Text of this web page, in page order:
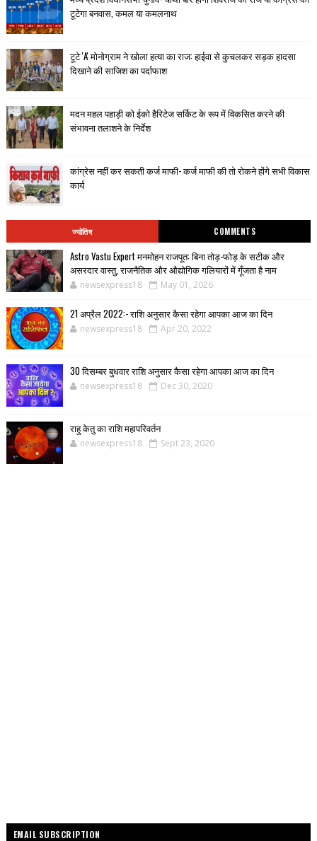
टूटेगा बनवास, कमल या कमलनाथ
टूटे 'A' मोनोग्राम ने खोला हत्या का राज: हाईवा से कुचलकर सड़क हादसा
दिखाने की साजिश का पर्दाफाश
मदन महल पहाड़ी को ईको हैरिटेज सर्किट के रूप में विकसित करने की
संभावना तलाशने के निर्देश
कांग्रेस नहीं कर सकती कर्ज माफी- कर्ज माफी की तो रोकने होंगे सभी विकास
कार्य
ज्योतिष COMMENTS
Astro Vastu Expert मनमोहन राजपूत: बिना तोड़-फोड़ के सटीक और
असरदार वास्तु, राजनैतिक और औद्योगिक गलियारों में गूँजता है नाम
newsexpress18 May 01, 2026
21 अप्रैल 2022:- राशि अनुसार कैसा रहेगा आपका आज का दिन
newsexpress18 Apr 20, 2022
30 दिसम्बर बुधवार राशि अनुसार कैसा रहेगा आपका आज का दिन
newsexpress18 Dec 30, 2020
राहु केतु का राशि महापरिवर्तन
newsexpress18 Sept 23, 2020
EMAIL SUBSCRIPTION